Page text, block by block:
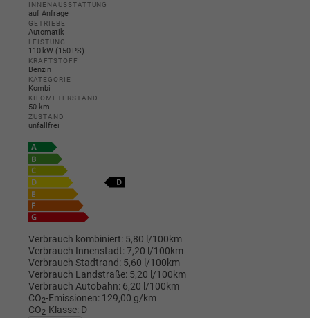
INNENAUSSTATTUNG
auf Anfrage
GETRIEBE
Automatik
LEISTUNG
110 kW (150 PS)
KRAFTSTOFF
Benzin
KATEGORIE
Kombi
KILOMETERSTAND
50 km
ZUSTAND
unfallfrei
Verbrauch kombiniert: 5,80 l/100km
Verbrauch Innenstadt:7,20 l/100km
Verbrauch Stadtrand: 5,60 l/100km
Verbrauch Landstraße: 5,20 l/100km
Verbrauch Autobahn: 6,20 l/100km
CO2-Emissionen: 129,00 g/km
CO2-Klasse: D